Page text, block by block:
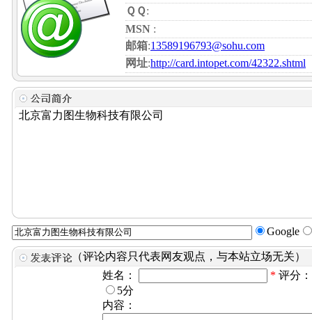
ＱＱ:
MSN :
邮箱:13589196793@sohu.com
网址:http://card.intopet.com/42322.shtml
北京富力图生物科技有限公司
Google
（评论内容只代表网友观点，与本站立场无关）
姓名：
* 评分
5分
内容：